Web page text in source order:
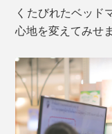
くたびれたベッド
心地を変えてみせ